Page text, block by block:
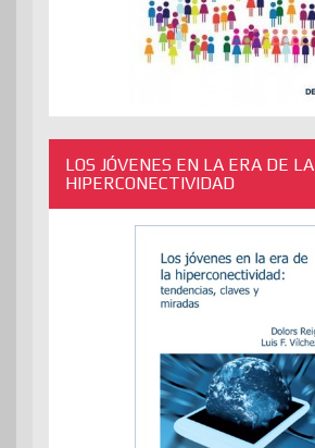
LOS JÓVENES EN LA ERA DE LA
HIPERCONECTIVIDAD